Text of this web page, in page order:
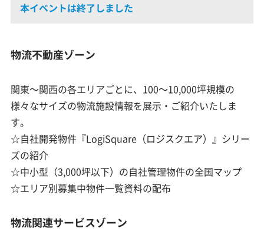
本イベントは終了しました
物流不動産ゾーン
関東～関西の各エリアごとに、100～10,000坪規模の
様々なサイズの物流施設情報を展示・ご紹介いたしま
す。
☆自社開発物件『LogiSquare（ロジスクエア）』シリー
ズの紹介
☆中小型（3,000坪以下）の自社管理物件の全国マップ
☆エリア別募集中物件一覧資料の配布
物流関連サービスゾーン